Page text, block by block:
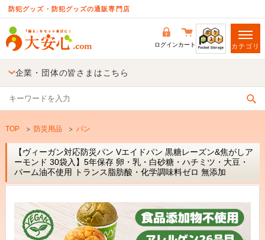
防犯グッズ・防犯グッズの通販専門店
ログインカート カテゴリ
企業・団体の皆さまはこちら
TOP 防災用品 パン
【ヴィーガン対応防災パン Vエイドパン 黒糖レーズン&焦がしア
ーモンド 30袋入】5年保存 卵・乳・白砂糖・ハチミツ・大豆・
パーム油不使用 トランス脂肪酸・化学調味料ゼロ 無添加